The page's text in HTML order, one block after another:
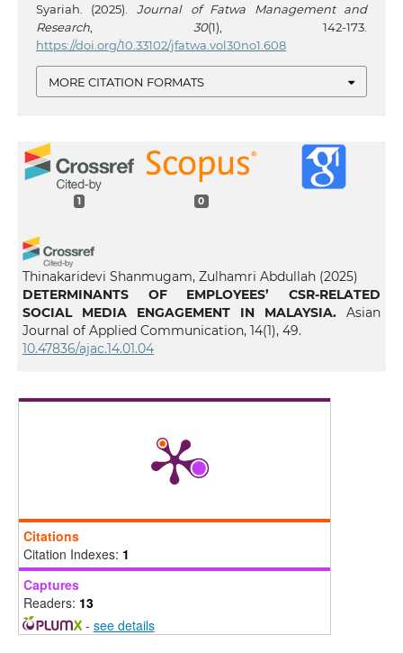
Syariah. (2025). Journal of Fatwa Management and
Research, 30(1), 142-173.
https://doi.org/10.33102/jfatwa.vol30no1.608
MORE CITATION FORMATS
1 0
Thinakaridevi Shanmugam, Zulhamri Abdullah (2025)
DETERMINANTS OF EMPLOYEES’ CSR-RELATED
SOCIAL MEDIA ENGAGEMENT IN MALAYSIA.
Asian
Journal of Applied Communication, 14(1), 49.
10.47836/ajac.14.01.04
Citations
Citation Indexes: 1
Captures
Readers: 13
- see details